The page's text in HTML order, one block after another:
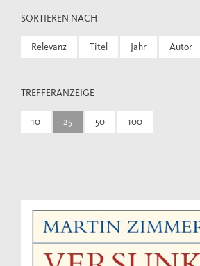
SORTIEREN NACH
Relevanz Titel Jahr Autor
TREFFERANZEIGE
10 25 50 100